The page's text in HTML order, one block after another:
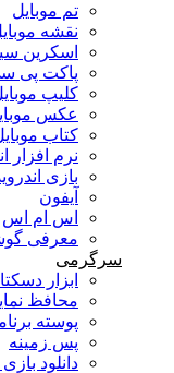
تم موبایل
نقشه
اسکرین
پاکت پی
کلیپ
عکس
کتاب
نرم افزار
بازی
آیفون
اس ام اس
معرفی
سرگرمی
ابزار
محافظ
پوسته
پس زمینه
دانلود بازی